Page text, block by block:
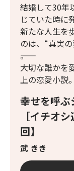
幸せを呼
［イチオ
回】
武 きき
結婚して30年
じていた時に
新たな人生を
のは、“真実
――。
大切な誰かを
上の恋愛小説。